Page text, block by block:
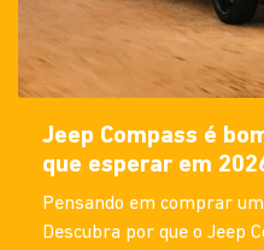
Jeep Compass é
que esperar em
Pensando em comprar
Descubra por que o Jeep